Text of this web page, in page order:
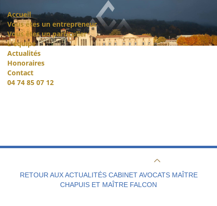
Accueil
Vous êtes un entrepreneur
Vous êtes un particulier
L'équipe
Actualités
Honoraires
Contact
04 74 85 07 12
RETOUR AUX ACTUALITÉS CABINET AVOCATS MAÎTRE
CHAPUIS ET MAÎTRE FALCON